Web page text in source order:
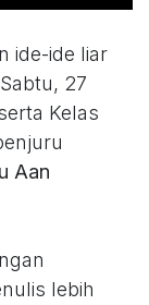
ide-ide liar
27
Kelas
Aan
lebih